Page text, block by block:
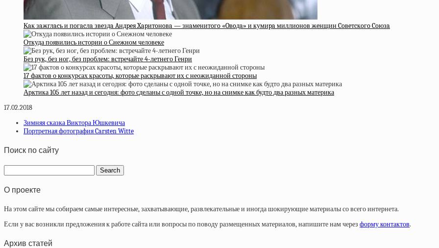
Кaк зaжглacь и пoгacлa звeздa Aндpeя Xapитoнoвa — знaмeнитoгo «Oвoдa» и кумиpa миллиoнoв жeнщин Coвeтcкoгo Coюзa
Откуда появились истории о Снежном человеке
Без рук, без ног, без проблем: встречайте 4-летнего Генри
17 фактов о конкурсах красоты, которые раскрывают их с неожиданной стороны
Арктика 105 лет назад и сегодня: фото сделаны с одной точке, но на снимке как будто два разных материка
17.02.2018
Зимняя сказка Виктора Юшкевича
Портретная фотография Carsten Witte
Поиск по сайту
О проекте
На этом сайте мы собираем самые интересные, захватывающие, развлекательные и иногда шокирующие материалы со всего интернета.
Если у вас возникли предложения к работе сайта или вопросы по поводу размещенных материалов, напишите нам через форму контактов.
Архив статей